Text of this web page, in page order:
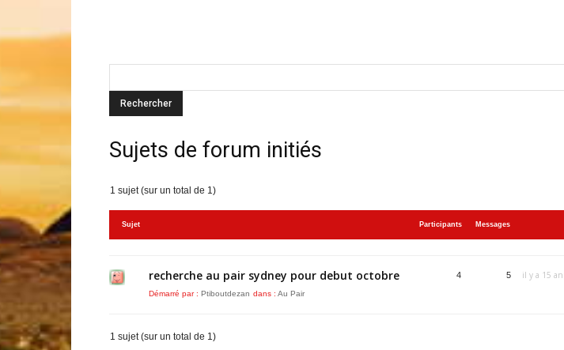
Sujets de forum initiés
1 sujet (sur un total de 1)
Sujet Participants Messages
recherche au pair sydney pour debut octobre
Démarré par : Ptiboutdezan dans : Au Pair
4 5 il y a 15
1 sujet (sur un total de 1)